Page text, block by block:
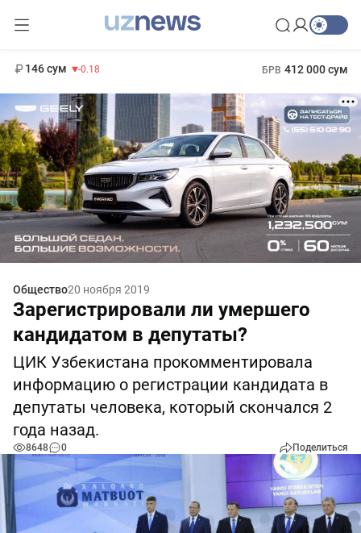
146 сум -0.18 БРВ 412 000 сум
Общество20 ноября 2019
Зарегистрировали ли умершего
кандидатом в депутаты?
ЦИК Узбекистана прокомментировала
информацию о регистрации кандидата в
депутаты человека, который скончался 2
года назад.
8648 0 Поделиться